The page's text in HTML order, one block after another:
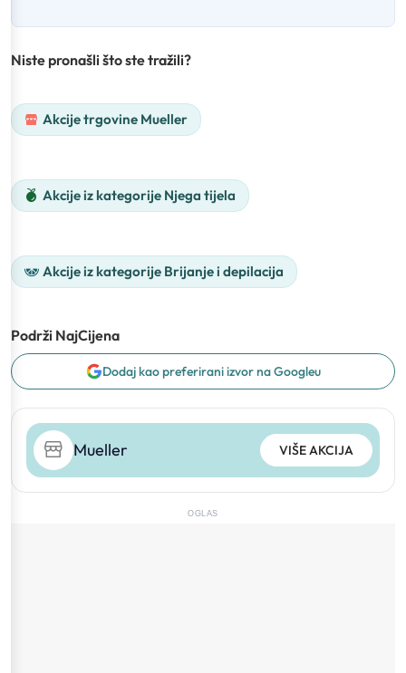
Niste pronašli što ste tražili?
Akcije trgovine Mueller
Akcije iz kategorije Njega tijela
Akcije iz kategorije Brijanje i depilacija
Podrži NajCijena
Dodaj kao preferirani izvor na Googleu
Mueller VIŠE AKCIJA
OGLAS